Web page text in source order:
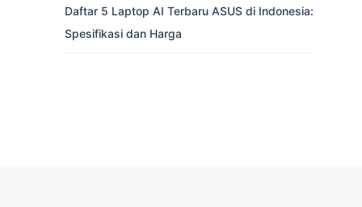
Daftar 5 Laptop AI Terbaru ASUS di Indonesia:
Spesifikasi dan Harga